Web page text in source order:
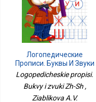
Логопедические
Прописи. Буквы И Звуки
Ж-Ш
Logopedicheskie propisi.
Bukvy i zvuki Zh-Sh ,
Ziablikova A.V.